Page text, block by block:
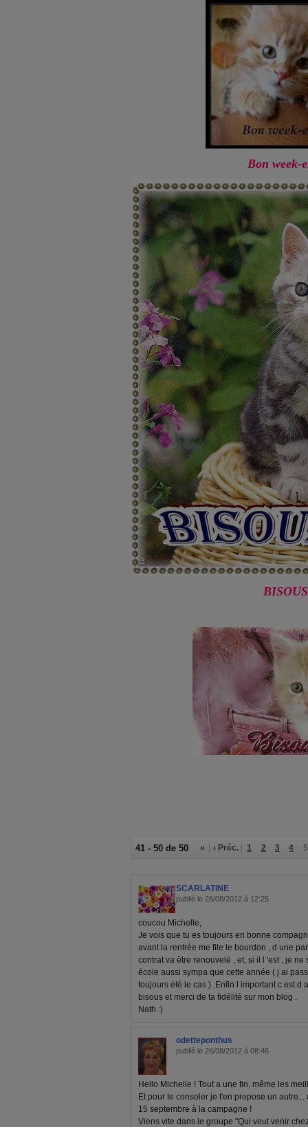
Bon week-
BISOUS
41 - 50 de 50 « ‹ Préc. 1 2 3 4 5
SCARLATINE
publié le 26/08/2012 à 12:25
coucou Michelle,
Je vois que tu es toujours en bonne
avant la rentrée me file le bourdon , d une
contrat va être renouvelé , et, si il l 'est , je
école aussi sympa que cette année ( j ai
toujours été le cas ) .Enfin l important c est d
bisous et merci de ta fidélité sur mon blog .
Nath :)
odetteponthus
publié le 26/08/2012 à 08:46
Hello Michelle ! Tout a une fin, même les
Et pour te consoler je t'en propose un
15 septembre à la campagne !
Viens vite dans le groupe "Qui veut venir